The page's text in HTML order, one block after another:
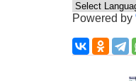
Powered by